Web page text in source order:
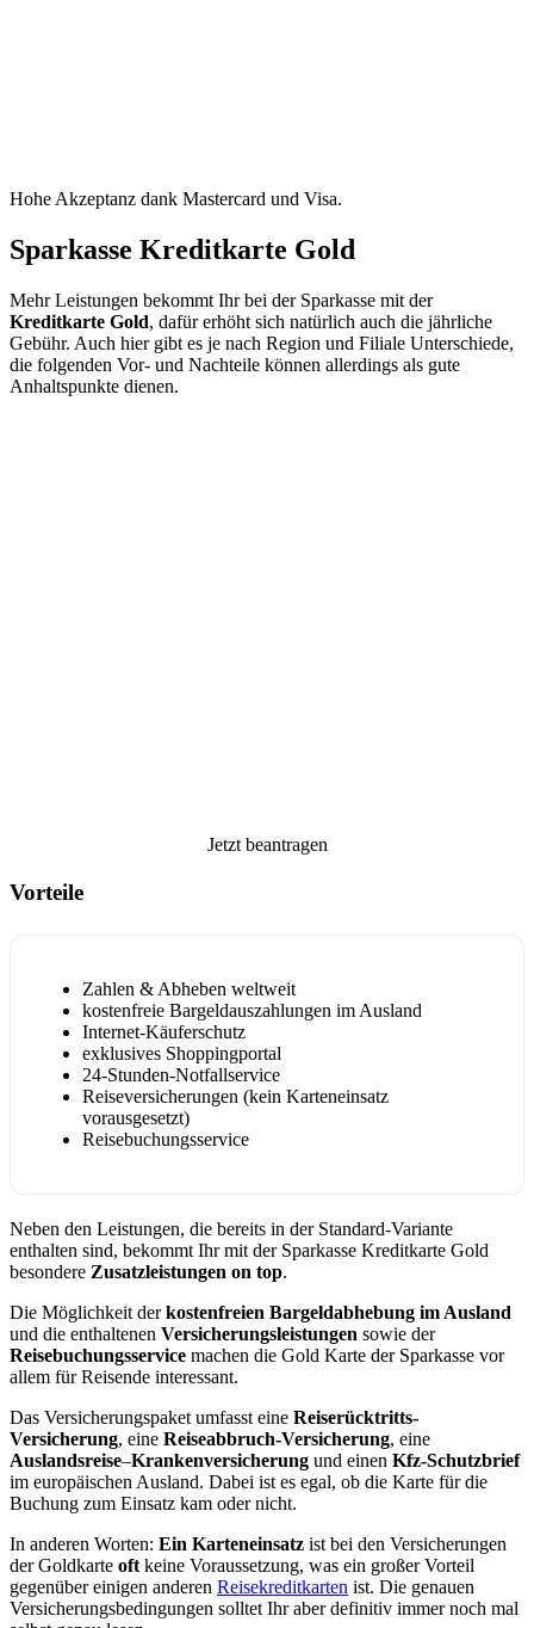
Hohe Akzeptanz dank Mastercard und Visa.
Sparkasse Kreditkarte Gold
Mehr Leistungen bekommt Ihr bei der Sparkasse mit der
Kreditkarte Gold, dafür erhöht sich natürlich auch die jährliche
Gebühr. Auch hier gibt es je nach Region und Filiale Unterschiede,
die folgenden Vor- und Nachteile können allerdings als gute
Anhaltspunkte dienen.
Jetzt beantragen
Vorteile
Zahlen & Abheben weltweit
kostenfreie Bargeldauszahlungen im Ausland
Internet-Käuferschutz
exklusives Shoppingportal
24-Stunden-Notfallservice
Reiseversicherungen (kein Karteneinsatz
vorausgesetzt)
Reisebuchungsservice
Neben den Leistungen, die bereits in der Standard-Variante
enthalten sind, bekommt Ihr mit der Sparkasse Kreditkarte Gold
besondere Zusatzleistungen on top.
Die Möglichkeit derkostenfreien Bargeldabhebung im Ausland
und die enthaltenen Versicherungsleistungen sowie der
Reisebuchungsservice machen die Gold Karte der Sparkasse vor
allem für Reisende interessant.
Das Versicherungspaket umfasst eine Reiserücktritts-
Versicherung, eine Reiseabbruch-Versicherung, eine
Auslandsreise–Krankenversicherung und einen Kfz-Schutzbrief
im europäischen Ausland. Dabei ist es egal, ob die Karte für die
Buchung zum Einsatz kam oder nicht.
In anderen Worten: Ein Karteneinsatz ist bei den Versicherungen
der Goldkarte oft keine Voraussetzung, was ein großer Vorteil
gegenüber einigen anderen Reisekreditkarten ist. Die genauen
Versicherungsbedingungen solltet Ihr aber definitiv immer noch mal